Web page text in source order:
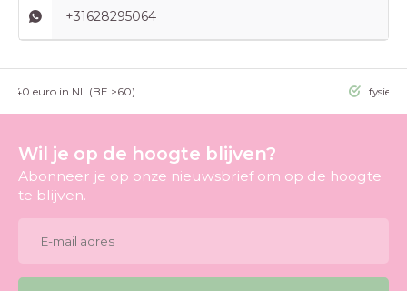
+31628295064
>40 euro in NL (BE >60) fysieke
Wil je op de hoogte blijven?
Abonneer je op onze nieuwsbrief om op de hoogte
te blijven.